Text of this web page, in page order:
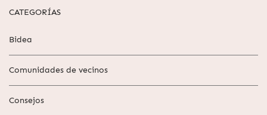
CATEGORÍAS
Bidea
Comunidades de vecinos
Consejos